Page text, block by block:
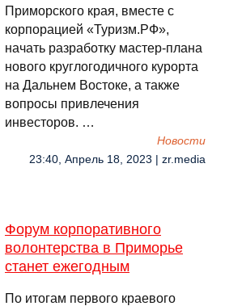
Приморского края, вместе с
корпорацией «Туризм.РФ»,
начать разработку мастер-плана
нового круглогодичного курорта
на Дальнем Востоке, а также
вопросы привлечения
инвесторов. …
Новости
23:40, Апрель 18, 2023 | zr.media
Форум корпоративного
волонтерства в Приморье
станет ежегодным
По итогам первого краевого